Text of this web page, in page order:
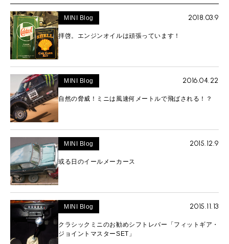
MINI Blog 2018.03.9
拝啓。エンジンオイルは頑張っています！
MINI Blog 2016.04.22
自然の脅威！ミニは風速何メートルで飛ばされる！？
MINI Blog 2015.12.9
或る日のイールメーカース
MINI Blog 2015.11.13
クラシックミニのお勧めシフトレバー「フィットギア・
ジョイントマスターSET」